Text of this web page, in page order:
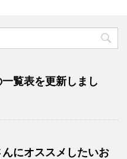
覧表を更新しまし
んにオススメしたいお